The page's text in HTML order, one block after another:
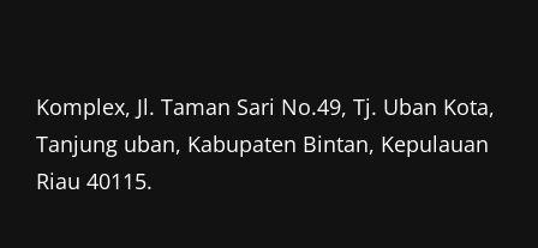
Komplex, Jl. Taman Sari No.49, Tj. Uban Kota,
Tanjung uban, Kabupaten Bintan, Kepulauan
Riau 40115.